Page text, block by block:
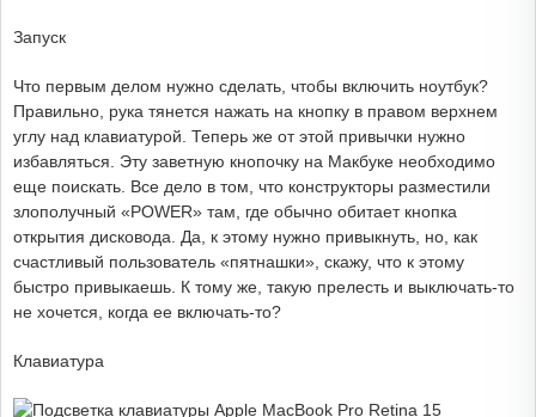
Запуск
Что первым делом нужно сделать, чтобы включить ноутбук?
Правильно, рука тянется нажать на кнопку в правом верхнем
углу над клавиатурой. Теперь же от этой привычки нужно
избавляться. Эту заветную кнопочку на Макбуке необходимо
еще поискать. Все дело в том, что конструкторы разместили
злополучный «POWER» там, где обычно обитает кнопка
открытия дисковода. Да, к этому нужно привыкнуть, но, как
счастливый пользователь «пятнашки», скажу, что к этому
быстро привыкаешь. К тому же, такую прелесть и выключать-то
не хочется, когда ее включать-то?
Клавиатура